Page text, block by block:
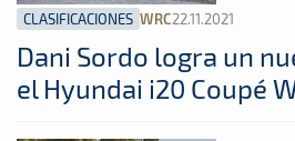
CLASIFICACIONES WRC22.11.2021
Dani Sordo logra un
el Hyundai i20 Coupé